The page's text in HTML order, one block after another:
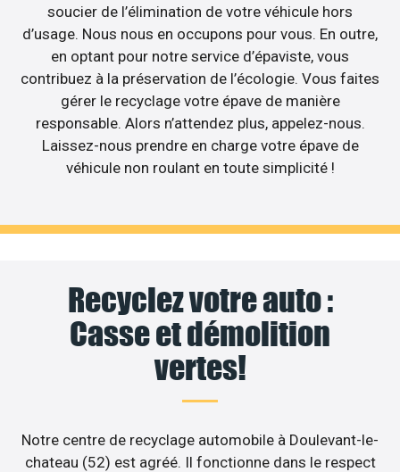
soucier de l’élimination de votre véhicule hors
d’usage. Nous nous en occupons pour vous. En outre,
en optant pour notre service d’épaviste, vous
contribuez à la préservation de l’écologie. Vous faites
gérer le recyclage votre épave de manière
responsable. Alors n’attendez plus, appelez-nous.
Laissez-nous prendre en charge votre épave de
véhicule non roulant en toute simplicité !
Recyclez votre auto :
Casse et démolition
vertes!
Notre centre de recyclage automobile à Doulevant-le-
chateau (52) est agréé. Il fonctionne dans le respect